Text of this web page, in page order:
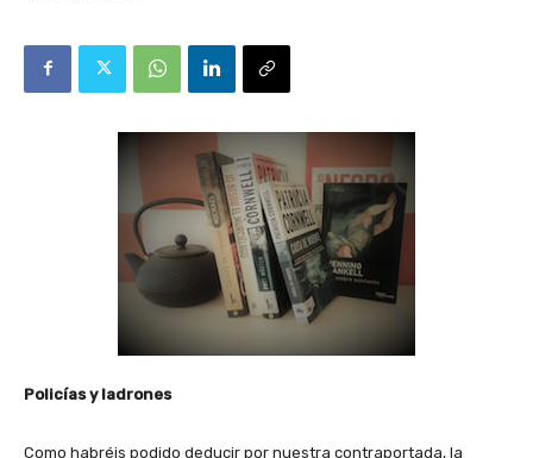
Policías y ladrones
Como habréis podido deducir por nuestra contraportada, la